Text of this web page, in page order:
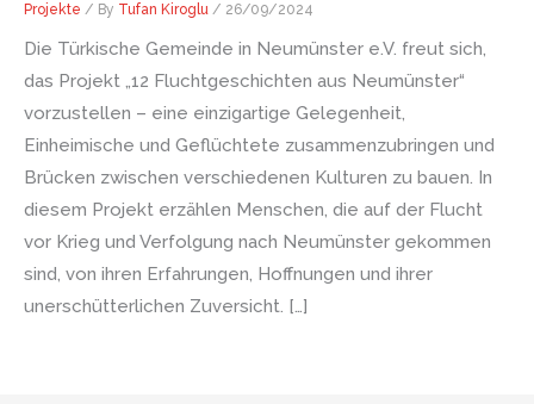
Projekte / By Tufan Kiroglu / 26/09/2024
Die Türkische Gemeinde in Neumünster e.V. freut sich,
das Projekt „12 Fluchtgeschichten aus Neumünster“
vorzustellen – eine einzigartige Gelegenheit,
Einheimische und Geflüchtete zusammenzubringen und
Brücken zwischen verschiedenen Kulturen zu bauen. In
diesem Projekt erzählen Menschen, die auf der Flucht
vor Krieg und Verfolgung nach Neumünster gekommen
sind, von ihren Erfahrungen, Hoffnungen und ihrer
unerschütterlichen Zuversicht. […]